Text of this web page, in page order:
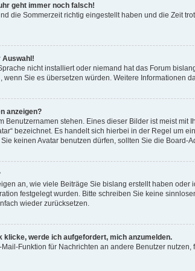
geht immer noch falsch!
die Sommerzeit richtig eingestellt haben und die Zeit
Auswahl!
nicht installiert oder niemand hat das Forum
Sie es übersetzen würden. Weitere
anzeigen?
stehen. Eines dieser Bilder ist meist
bezeichnet. Es handelt sich hierbei in der Regel
keinen Avatar benutzen dürfen, sollten Sie die Board-
an, wie viele Beiträge Sie bislang erstellt haben
festgelegt wurden. Bitte schreiben Sie keine
wieder zurücksetzen.
klicke, werde ich aufgefordert, mich anzumelden.
Funktion für Nachrichten an andere Benutzer